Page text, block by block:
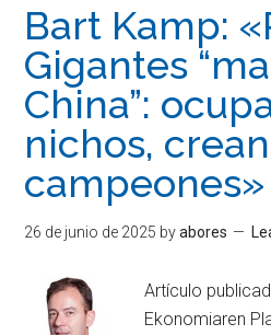
Bart Kamp:
Gigantes
China”:
nichos,
campeones»
26 de junio de 2025 byabores
Artículo
Ekonomiaren